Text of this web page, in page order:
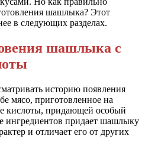
шашлыка? Этот
в следующих разделах.
шашлыка с
историю появления
мясо, приготовленное на
кислоты, придающей особый
ингредиентов придает шашлыку
и отличает его от других